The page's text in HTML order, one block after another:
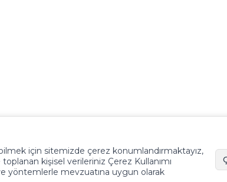
için sitemizde çerez konumlandırmaktayız,
kişisel verileriniz Çerez Kullanımı
yöntemlerle mevzuatına uygun olarak